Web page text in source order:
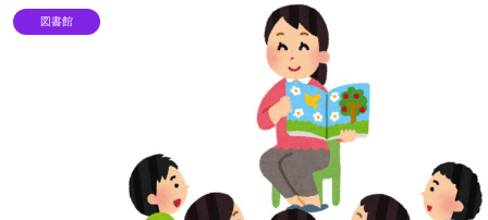
図書館